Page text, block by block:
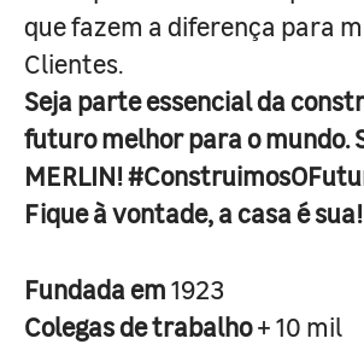
que fazem a diferença para
Clientes.
Seja parte essencial da
futuro melhor para o mundo.
MERLIN!
Fique à vontade, a casa é sua!
Fundada em1923
Colegas de trabalho+ 10 mil